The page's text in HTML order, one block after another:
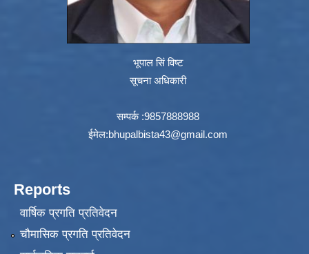
भूपाल सिं विष्ट
सूचना अधिकारी
सम्पर्क :9857888988
ईमेल:bhupalbista43@gmail.com
Reports
वार्षिक प्रगति प्रतिवेदन
चौमासिक प्रगति प्रतिवेदन